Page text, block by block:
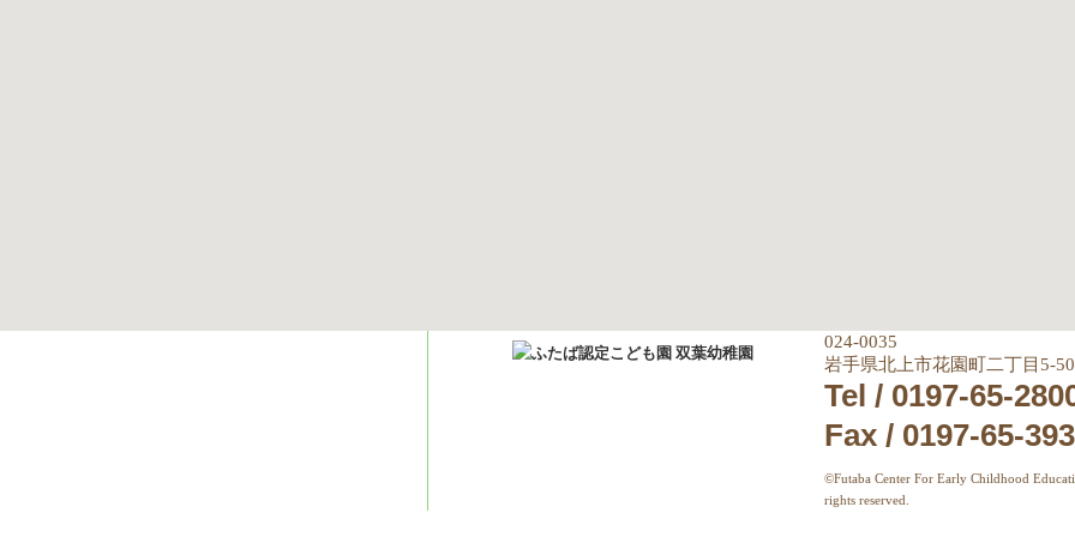
024-0035
岩手県北上市花園町二丁目5-50
Tel / 0197-65-
Fax / 0197-65-
©Futaba Center For Early Childhood
rights reserved.